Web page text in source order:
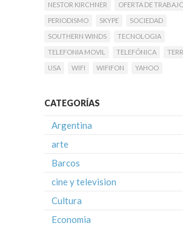
NESTOR KIRCHNER
OFERTA DE
PERIODISMO
SKYPE
SOCIEDAD
SOUTHERN WINDS
TECNOLOGIA
TELEFONIA MOVIL
TELEFÓNICA
USA
WIFI WIFIFON YAHOO
CATEGORÍAS
Argentina
arte
Barcos
cine y television
Cultura
Economia